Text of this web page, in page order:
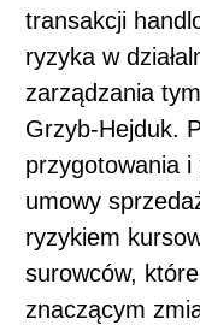
transakcji
ryzyka w
zarządzania
Grzyb-Hejduk.
przygotowania i
umowy
ryzykiem
surowców,
znaczącym